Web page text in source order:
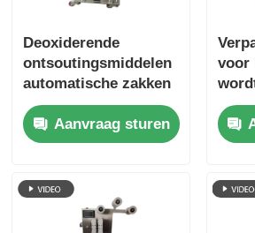
vulmachine
bolmachine
Netzakverpakkingsmachine
Deoxiderende
ontsoutingsmiddelen
automatische zakken
stapelmachine hoge
efficiëntie kosten te
verminderen
Aanvraag sturen
voor
in de